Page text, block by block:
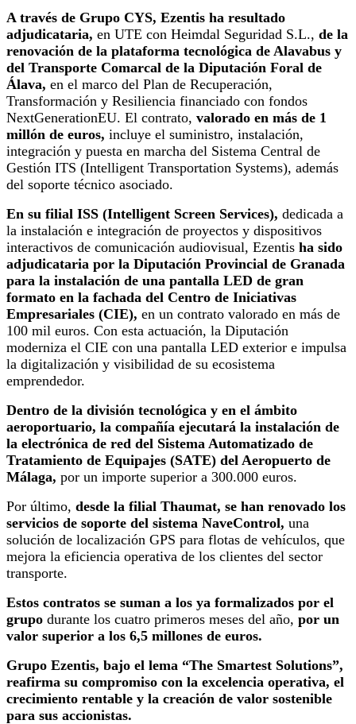
A través de Grupo CYS, Ezentis ha resultado
adjudicataria, en UTE con Heimdal Seguridad S.L., de la
renovación de la plataforma tecnológica de Alavabus y
del Transporte Comarcal de la Diputación Foral de
Álava, en el marco del Plan de Recuperación,
Transformación y Resiliencia financiado con fondos
NextGenerationEU. El contrato, valorado en más de 1
millón de euros, incluye el suministro, instalación,
integración y puesta en marcha del Sistema Central de
Gestión ITS (Intelligent Transportation Systems), además
del soporte técnico asociado.
En su filial ISS (Intelligent Screen Services), dedicada a
la instalación e integración de proyectos y dispositivos
interactivos de comunicación audiovisual, Ezentis ha sido
adjudicataria por la Diputación Provincial de Granada
para la instalación de una pantalla LED de gran
formato en la fachada del Centro de Iniciativas
Empresariales (CIE), en un contrato valorado en más de
100 mil euros. Con esta actuación, la Diputación
moderniza el CIE con una pantalla LED exterior e impulsa
la digitalización y visibilidad de su ecosistema
emprendedor.
Dentro de la división tecnológica y en el ámbito
aeroportuario, la compañía ejecutará la instalación de
la electrónica de red del Sistema Automatizado de
Tratamiento de Equipajes (SATE) del Aeropuerto de
Málaga, por un importe superior a 300.000 euros.
Por último, desde la filial Thaumat, se han renovado los
servicios de soporte del sistema NaveControl, una
solución de localización GPS para flotas de vehículos, que
mejora la eficiencia operativa de los clientes del sector
transporte.
Estos contratos se suman a los ya formalizados por el
grupo durante los cuatro primeros meses del año, por un
valor superior a los 6,5 millones de euros.
Grupo Ezentis, bajo el lema “The Smartest Solutions”,
reafirma su compromiso con la excelencia operativa, el
crecimiento rentable y la creación de valor sostenible
para sus accionistas.